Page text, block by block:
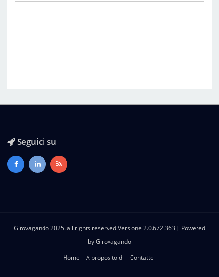
Seguici su
Girovagando 2025. all rights reserved.Versione 2.0.672.363 | Powered
byGirovagando
Home
A proposito di Contatto